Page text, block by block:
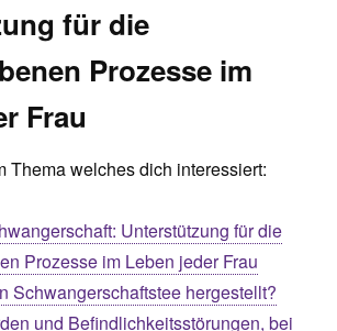
für die
Prozesse im
Frau
Thema welches dich interessiert:
Unterstützung für die
Prozesse im Leben jeder Frau
Schwangerschaftstee hergestellt?
und Befindlichkeitsstörungen, bei